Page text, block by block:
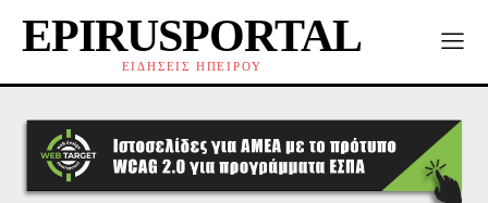
EPIRUSPORTAL
ΕΙΔΗΣΕΙΣ ΗΠΕΙΡΟΥ